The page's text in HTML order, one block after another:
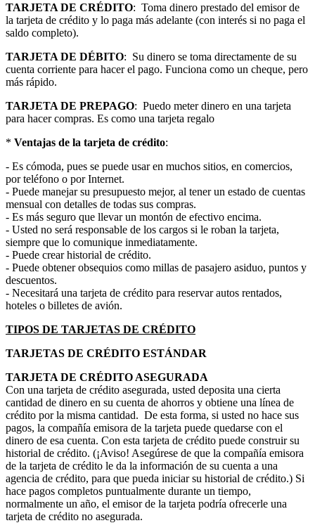
TARJETA DE CRÉDITO: Toma dinero prestado del emisor de
la tarjeta de crédito y lo paga más adelante (con interés si no paga el
saldo completo).
TARJETA DE DÉBITO: Su dinero se toma directamente de su
cuenta corriente para hacer el pago. Funciona como un cheque, pero
más rápido.
TARJETA DE PREPAGO: Puedo meter dinero en una tarjeta
para hacer compras. Es como una tarjeta regalo
* Ventajas de la tarjeta de crédito:
- Es cómoda, pues se puede usar en muchos sitios, en comercios,
por teléfono o por Internet.
- Puede manejar su presupuesto mejor, al tener un estado de cuentas
mensual con detalles de todas sus compras.
- Es más seguro que llevar un montón de efectivo encima.
- Usted no será responsable de los cargos si le roban la tarjeta,
siempre que lo comunique inmediatamente.
- Puede crear historial de crédito.
- Puede obtener obsequios como millas de pasajero asiduo, puntos y
descuentos.
- Necesitará una tarjeta de crédito para reservar autos rentados,
hoteles o billetes de avión.
TIPOS DE TARJETAS DE CRÉDITO
TARJETAS DE CRÉDITO ESTÁNDAR
TARJETA DE CRÉDITO ASEGURADA
Con una tarjeta de crédito asegurada, usted deposita una cierta
cantidad de dinero en su cuenta de ahorros y obtiene una línea de
crédito por la misma cantidad. De esta forma, si usted no hace sus
pagos, la compañía emisora de la tarjeta puede quedarse con el
dinero de esa cuenta. Con esta tarjeta de crédito puede construir su
historial de crédito. (¡Aviso! Asegúrese de que la compañía emisora
de la tarjeta de crédito le da la información de su cuenta a una
agencia de crédito, para que pueda iniciar su historial de crédito.) Si
hace pagos completos puntualmente durante un tiempo,
normalmente un año, el emisor de la tarjeta podría ofrecerle una
tarjeta de crédito no asegurada.